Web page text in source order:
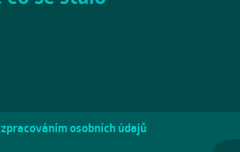
zpracováním osobních údajů